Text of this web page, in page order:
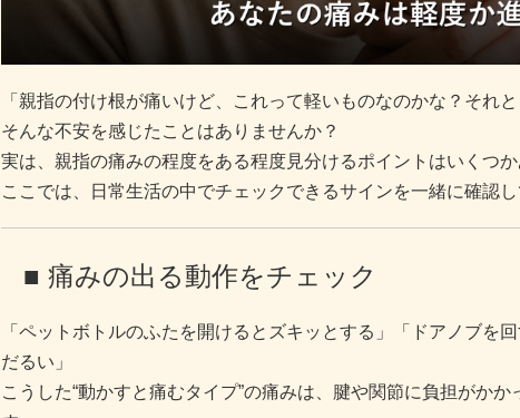
「親指の付け根が痛いけど、これって軽いものなのかな？それ
そんな不安を感じたことはありませんか？
実は、親指の痛みの程度をある程度見分けるポイントはいくつか
ここでは、日常生活の中でチェックできるサインを一緒に確認し
■ 痛みの出る動作をチェック
「ペットボトルのふたを開けるとズキッとする」「ドアノブを
だるい」
こうした“動かすと痛むタイプ”の痛みは、腱や関節に負担がか